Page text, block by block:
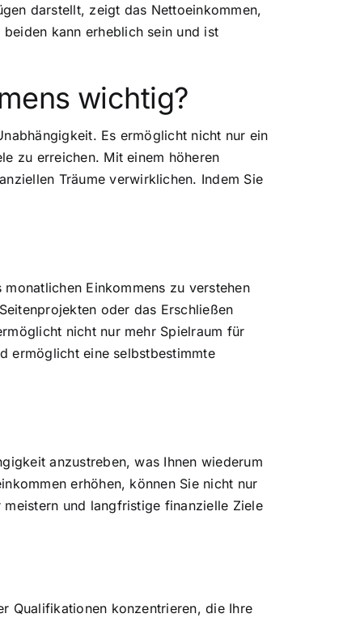
darstellt, zeigt das Nettoeinkommen,
kann erheblich sein und ist
wichtig?
Es ermöglicht nicht nur ein
zu erreichen. Mit einem höheren
Träume verwirklichen. Indem Sie
Einkommens zu verstehen
oder das Erschließen
nicht nur mehr Spielraum für
ermöglicht eine selbstbestimmte
anzustreben, was Ihnen wiederum
erhöhen, können Sie nicht nur
und langfristige finanzielle Ziele
Qualifikationen konzentrieren, die Ihre